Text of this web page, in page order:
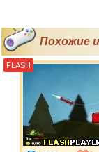
Похожие
FLASH